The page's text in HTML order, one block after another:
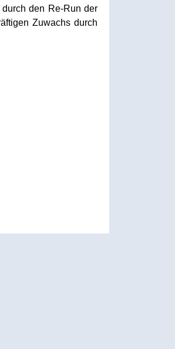
den Re-Run der
Zuwachs durch